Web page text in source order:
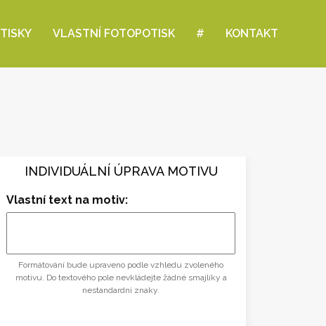
VLASTNÍ FOTOPOTISK # KONTAKT
INDIVIDUÁLNÍ ÚPRAVA MOTIVU
Vlastní text na motiv:
Formátování bude upraveno podle vzhledu zvoleného
motivu. Do textového pole nevkládejte žádné smajlíky a
nestandardní znaky.